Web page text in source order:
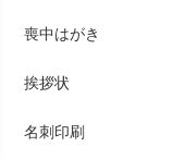
喪中はがき
挨拶状
名刺印刷